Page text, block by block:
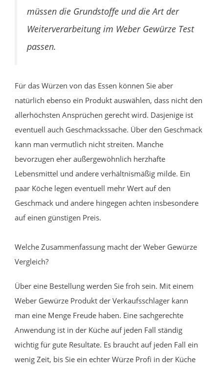
müssen die Grundstoffe und die Art der
Weiterverarbeitung im Weber Gewürze Test
passen.
Für das Würzen von das Essen können Sie aber
natürlich ebenso ein Produkt auswählen, dass nicht den
allerhöchsten Ansprüchen gerecht wird. Dasjenige ist
eventuell auch Geschmackssache. Über den Geschmack
kann man vermutlich nicht streiten. Manche
bevorzugen eher außergewöhnlich herzhafte
Lebensmittel und andere verhältnismäßig milde. Ein
paar Köche legen eventuell mehr Wert auf den
Geschmack und andere hingegen achten insbesondere
auf einen günstigen Preis.
Welche Zusammenfassung macht der Weber Gewürze
Vergleich?
Über eine Bestellung werden Sie froh sein. Mit einem
Weber Gewürze Produkt der Verkaufsschlager kann
man eine Menge Freude haben. Eine sachgerechte
Anwendung ist in der Küche auf jeden Fall ständig
wichtig für gute Resultate. Es braucht auf jeden Fall ein
wenig Zeit, bis Sie ein echter Würze Profi in der Küche